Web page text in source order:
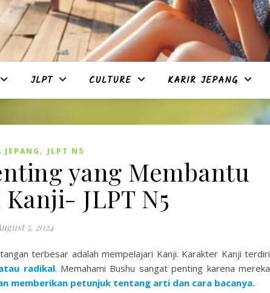
JLPT CULTURE KARIR JEPANG
JEPANG , JLPT N5
yang Membantu
JLPT N5
5, 2024
terbesar adalah mempelajari Kanji. Karakter Kanji terdiri
radikal. Memahami Bushu sangat penting karena mereka
memberikan petunjuk tentang arti dan cara bacanya.